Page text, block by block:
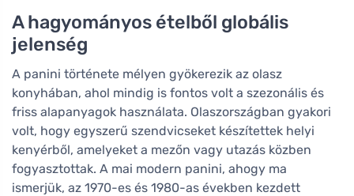
A hagyományos ételből globális
jelenség
A panini története mélyen gyökerezik az olasz
konyhában, ahol mindig is fontos volt a szezonális és
friss alapanyagok használata. Olaszországban gyakori
volt, hogy egyszerű szendvicseket készítettek helyi
kenyérből, amelyeket a mezőn vagy utazás közben
fogyasztottak. A mai modern panini, ahogy ma
ismerjük, az 1970-es és 1980-as években kezdett